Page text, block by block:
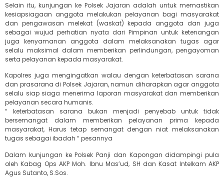
Selain itu, kunjungan ke Polsek Jajaran adalah untuk memastikan
kesiapsiagaan anggota melakukan pelayanan bagi masyarakat
dan pengawasan melekat (waskat) kepada anggota dan juga
sebagai wujud perhatian nyata dari Pimpinan untuk ketenangan
juga kenyamanan anggota dalam melaksanakan tugas agar
selalu maksimal dalam memberikan perlindungan, pengayoman
serta pelayanan kepada masyarakat.
Kapolres juga mengingatkan walau dengan keterbatasan sarana
dan prasarana di Polsek Jajaran, namun diharapkan agar anggota
selalu siap siaga menerima laporan masyarakat dan memberikan
pelayanan secara humanis.
“ keterbatasan sarana bukan menjadi penyebab untuk tidak
bersemangat dalam memberikan pelayanan prima kepada
masyarakat, Harus tetap semangat dengan niat melaksanakan
tugas sebagai ibadah “ pesannya
Dalam kunjungan ke Polsek Panji dan Kapongan didampingi pula
oleh Kabag Ops AKP Moh. Ibnu Mas’ud, SH dan Kasat Intelkam AKP
Agus Sutanto, S.Sos.